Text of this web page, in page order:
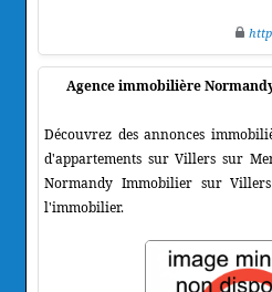
Agence immobilière
Découvrez des annonces
d'appartements sur Villers sur
Normandy Immobilier sur
l'immobilier.